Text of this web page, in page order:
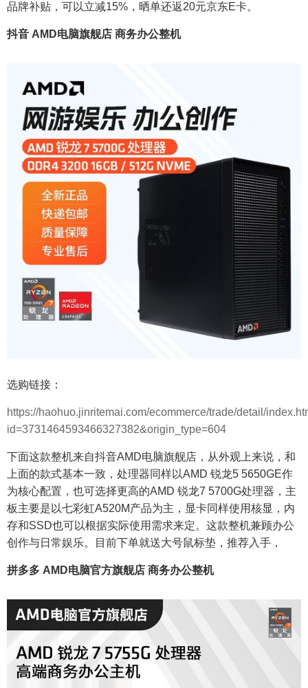
品牌补贴，可以立减15%，晒单还返20元京东E卡。
抖音 AMD电脑旗舰店 商务办公整机
选购链接：
https://haohuo.jinritemai.com/ecommerce/trade/detail/
id=3731464593466327382&origin_type=604
下面这款整机来自抖音AMD电脑旗舰店，从外观上来说，和
上面的款式基本一致，处理器同样以AMD 锐龙5 5650GE作
为核心配置，也可选择更高的AMD 锐龙7 5700G处理器，主
板主要是以七彩虹A520M产品为主，显卡同样使用核显，内
存和SSD也可以根据实际使用需求来定。这款整机兼顾办公
创作与日常娱乐。目前下单就送大号鼠标垫，推荐入手，
拼多多 AMD电脑官方旗舰店 商务办公整机